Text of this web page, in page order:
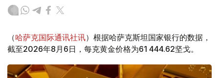
（哈萨克国际通讯社讯）根据哈萨克斯坦国家银行的数据，
截至2026年8月6日，每克黄金价格为61 444.62坚戈。